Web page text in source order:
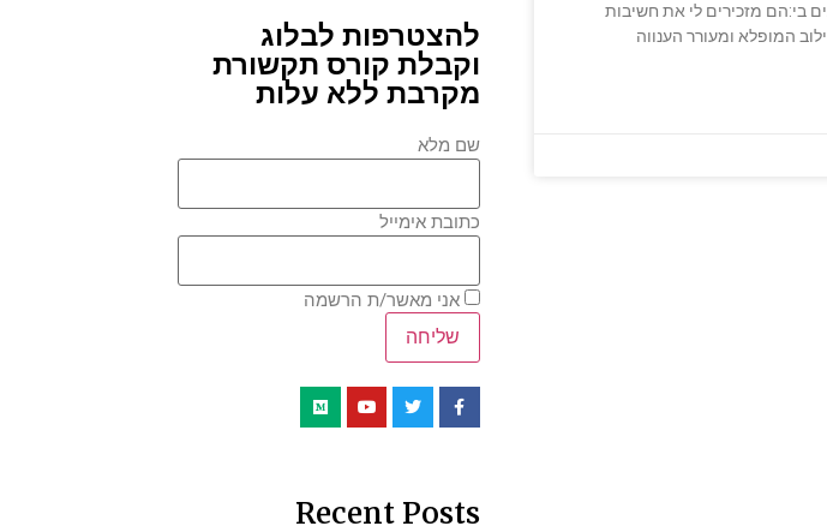
בי:הם מזכירים לי את חשיבות
המופלא ומעורר הענווה
להצטרפות לבלוג
וקבלת קורס תקשורת
מקרבת ללא עלות
שם מלא
כתובת אימייל
אני מאשר/ת הרשמה
Recent Posts